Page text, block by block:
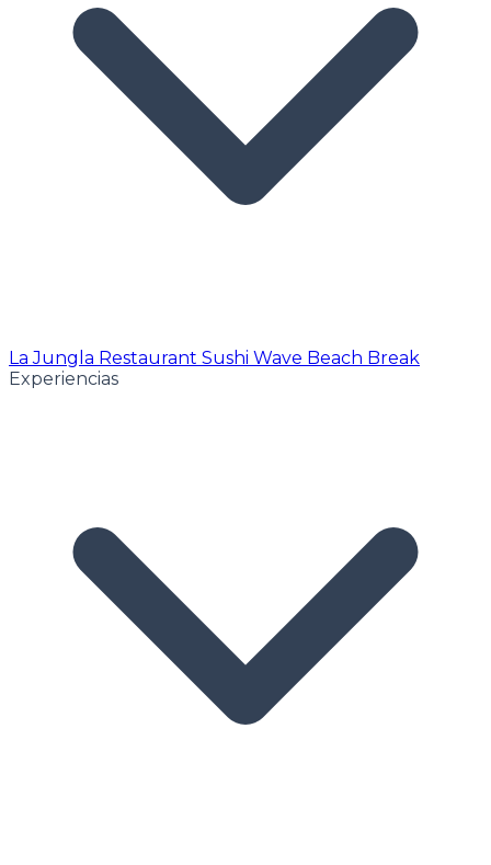
La Jungla Restaurant Sushi Wave Beach Break
Experiencias